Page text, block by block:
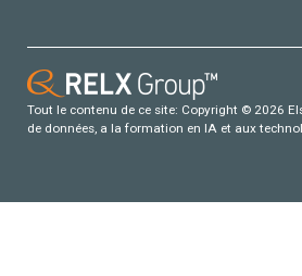
Tout le contenu de ce site: Copyright © 2026
de données, a la formation en IA et aux